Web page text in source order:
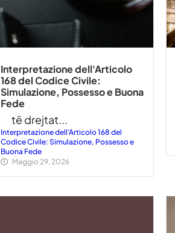
Interpretazione dell'Articolo
168 del Codice Civile:
Simulazione, Possesso e Buona
Fede
të drejtat...
Interpretazione dell'Articolo 168 del
Codice Civile: Simulazione, Possesso e
Buona Fede
Maggio 29, 2026